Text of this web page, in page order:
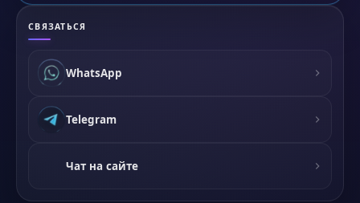
СВЯЗАТЬСЯ
WhatsApp
Telegram
Чат на сайте